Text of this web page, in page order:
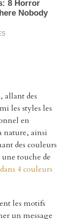
allant des
les styles les
en
nature, ainsi
des couleurs
touche de
4 couleurs
les motifs
un message